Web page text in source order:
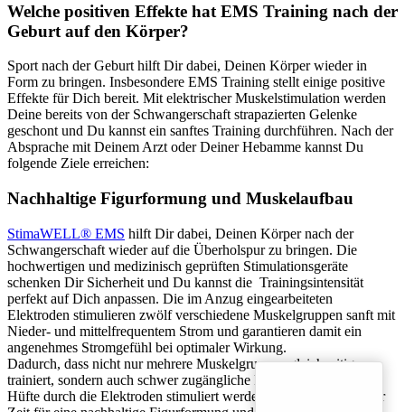
Welche positiven Effekte hat EMS Training nach der
Geburt auf den Körper?
Sport nach der Geburt hilft Dir dabei, Deinen Körper wieder in
Form zu bringen. Insbesondere EMS Training stellt einige positive
Effekte für Dich bereit. Mit elektrischer Muskelstimulation werden
Deine bereits von der Schwangerschaft strapazierten Gelenke
geschont und Du kannst ein sanftes Training durchführen. Nach der
Absprache mit Deinem Arzt oder Deiner Hebamme kannst Du
folgende Ziele erreichen:
Nachhaltige Figurformung und Muskelaufbau
StimaWELL® EMS hilft Dir dabei, Deinen Körper nach der
Schwangerschaft wieder auf die Überholspur zu bringen. Die
hochwertigen und medizinisch geprüften Stimulationsgeräte
schenken Dir Sicherheit und Du kannst die Trainingsintensität
perfekt auf Dich anpassen. Die im Anzug eingearbeiteten
Elektroden stimulieren zwölf verschiedene Muskelgruppen sanft mit
Nieder- und mittelfrequentem Strom und garantieren damit ein
angenehmes Stromgefühl bei optimaler Wirkung.
Dadurch, dass nicht nur mehrere Muskelgruppen gleichzeitig
trainiert, sondern auch schwer zugängliche Partien wie Taille und
Hüfte durch die Elektroden stimuliert werden, kannst Du in kurzer